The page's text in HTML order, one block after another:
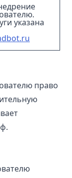
указана
право